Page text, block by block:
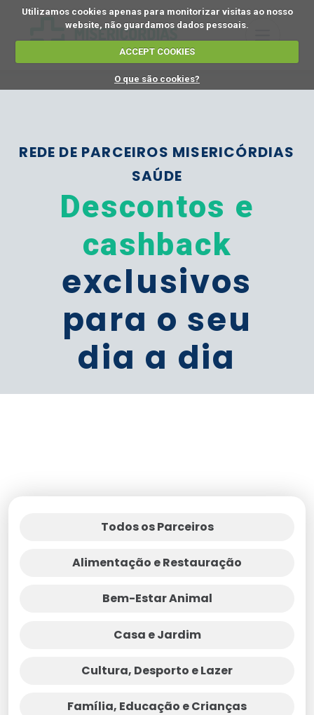
Utilizamos cookies apenas para monitorizar visitas ao nosso
website, não guardamos dados pessoais.
ACCEPT COOKIES
O que são cookies?
REDE DE PARCEIROS MISERICÓRDIAS
SAÚDE
Descontos e
cashback
exclusivos
para o seu
dia a dia
Todos os Parceiros
Alimentação e Restauração
Bem-Estar Animal
Casa e Jardim
Cultura, Desporto e Lazer
Família, Educação e Crianças